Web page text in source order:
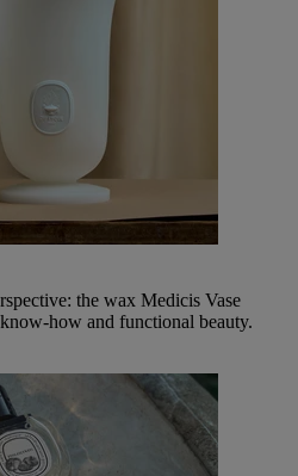
the wax Medicis Vase
how and functional beauty.